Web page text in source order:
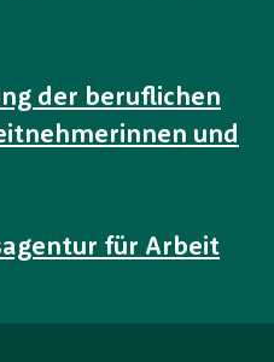
der beruflichen
und
für Arbeit